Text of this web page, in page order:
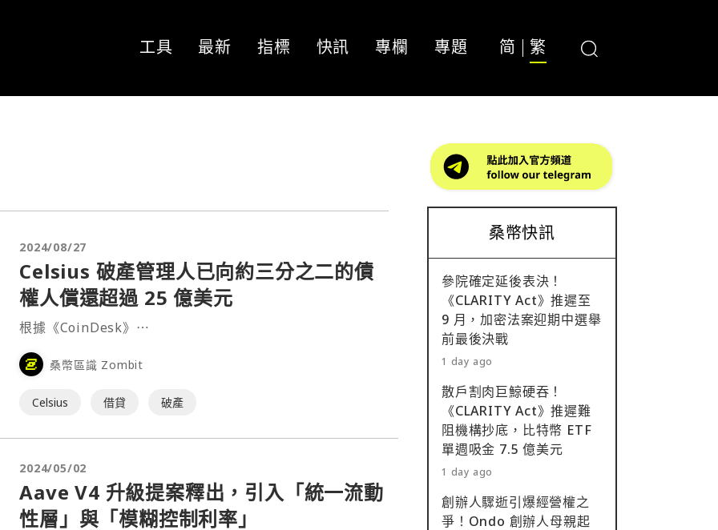
工具 最新 指標 快訊 專欄 專題 简 繁
2024/08/27
Celsius 破產管理人已向約三分之二的債
權人償還超過 25 億美元
根據《CoinDesk》⋯
桑幣區識 Zombit
Celsius 借貸 破產
2024/05/02
Aave V4 升級提案釋出，引入「統一流動
性層」與「模糊控制利率」
桑幣快訊
參院確定延後表決！
《CLARITY Act》推遲至
9 月，加密法案迎期中選舉
前最後決戰
1 day ago
散戶割肉巨鯨硬吞！
《CLARITY Act》推遲難
阻機構抄底，比特幣 ETF
單週吸金 7.5 億美元
1 day ago
創辦人驟逝引爆經營權之
爭！Ondo 創辦人母親起